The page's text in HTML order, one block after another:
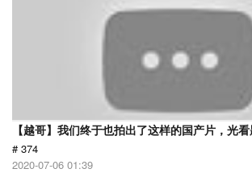
【越哥】我们终于也拍出了这样的国产片，光
# 374
2020-07-06 01:39